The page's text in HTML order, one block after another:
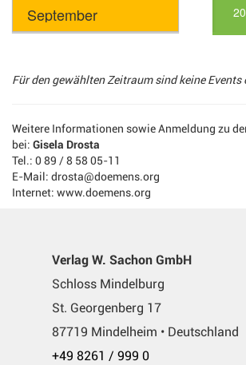
Für den gewählten Zeitraum sind keine Events
Weitere Informationen sowie Anmeldung zu
bei: Gisela Drosta
Tel.: 0 89 / 8 58 05-11
E-Mail: drosta@doemens.org
Internet: www.doemens.org
Verlag W. Sachon GmbH
Schloss Mindelburg
St. Georgenberg 17
87719 Mindelheim • Deutschland
+49 8261 / 999 0